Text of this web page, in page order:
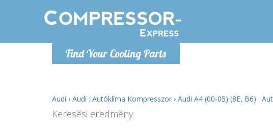
Find Your Cooling Parts
Hétfő-
Audi › Audi : Autóklíma Kompresszor › Audi A4 (00-05) (8E, B6) :
Keresési eredmény